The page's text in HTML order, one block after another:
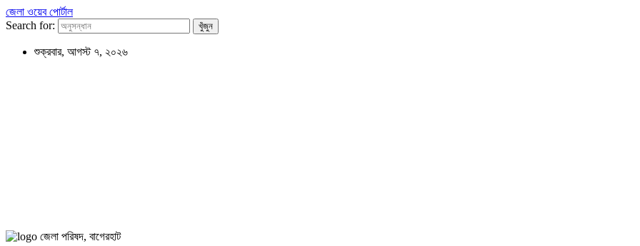
জেলা ওয়েব পোর্টাল
Search for:
শুক্রবার, আগস্ট ৭, ২০২৬
জেলা পরিষদ, বাগেরহাট